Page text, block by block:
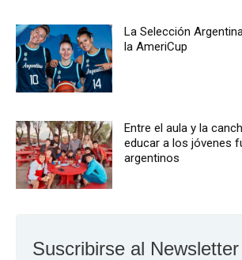
La Selección
la AmeriCup
Entre el aula y la
educar a los jóvenes
argentinos
Suscribirse al Newsletter